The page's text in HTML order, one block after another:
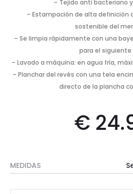
– Tejido anti bacteriano
– Estampación de alta definición
sostenible del
– Se limpia rápidamente con una
para el siguiente
– Lavado a máquina: en agua fría,
– Planchar del revés con una tela
directo de la plancha
€
MEDIDAS